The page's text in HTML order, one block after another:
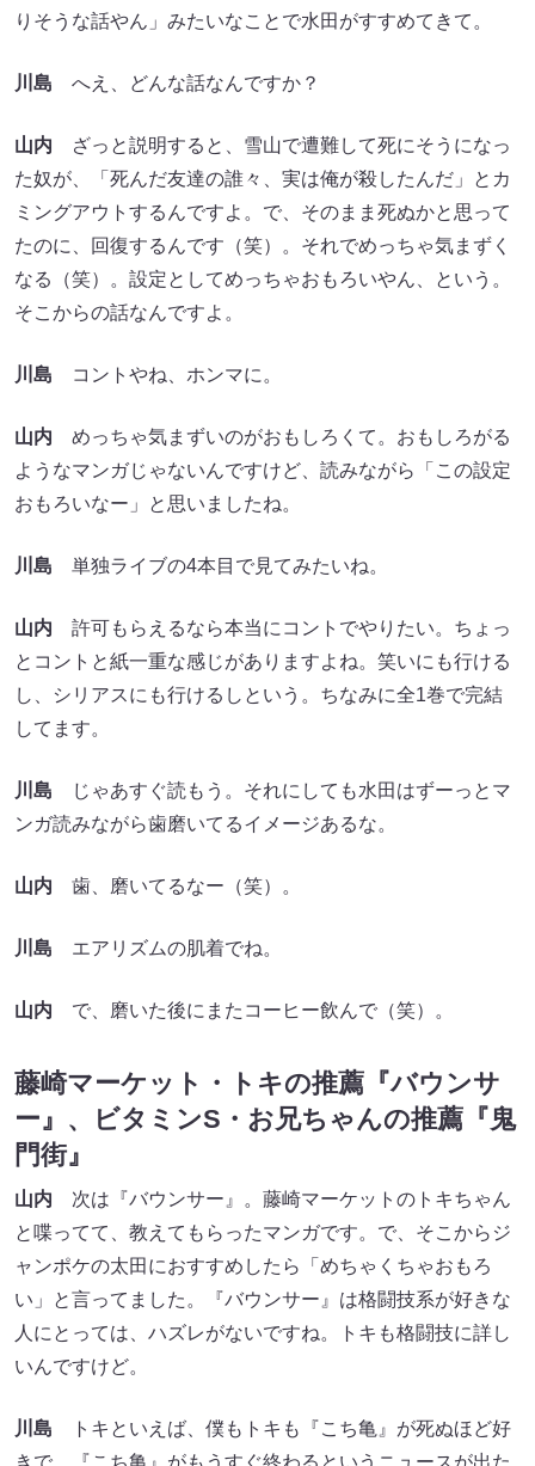
りそうな話やん」みたいなことで水田がすすめてきて。
川島 へえ、どんな話なんですか？
山内 ざっと説明すると、雪山で遭難して死にそうになっ
た奴が、「死んだ友達の誰々、実は俺が殺したんだ」とカ
ミングアウトするんですよ。で、そのまま死ぬかと思って
たのに、回復するんです（笑）。それでめっちゃ気まずく
なる（笑）。設定としてめっちゃおもろいやん、という。
そこからの話なんですよ。
川島 コントやね、ホンマに。
山内 めっちゃ気まずいのがおもしろくて。おもしろがる
ようなマンガじゃないんですけど、読みながら「この設定
おもろいなー」と思いましたね。
川島 単独ライブの4本目で見てみたいね。
山内 許可もらえるなら本当にコントでやりたい。ちょっ
とコントと紙一重な感じがありますよね。笑いにも行ける
し、シリアスにも行けるしという。ちなみに全1巻で完結
してます。
川島 じゃあすぐ読もう。それにしても水田はずーっとマ
ンガ読みながら歯磨いてるイメージあるな。
山内 歯、磨いてるなー（笑）。
川島 エアリズムの肌着でね。
山内 で、磨いた後にまたコーヒー飲んで（笑）。
藤崎マーケット・トキの推薦『バウンサ
ー』、ビタミンS・お兄ちゃんの推薦『鬼
門街』
山内 次は『バウンサー』。藤崎マーケットのトキちゃん
と喋ってて、教えてもらったマンガです。で、そこからジ
ャンポケの太田におすすめしたら「めちゃくちゃおもろ
い」と言ってました。『バウンサー』は格闘技系が好きな
人にとっては、ハズレがないですね。トキも格闘技に詳し
いんですけど。
川島 トキといえば、僕もトキも『こち亀』が死ぬほど好